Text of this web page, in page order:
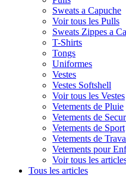
Sweats a Capuche
Voir tous les Pulls
Sweats Zippes a
T-Shirts
Tongs
Uniformes
Vestes
Vestes Softshell
Voir tous les Vestes
Vetements de Pluie
Vetements de
Vetements de Sport
Vetements de
Vetements pour
Voir tous les
Tous les articles